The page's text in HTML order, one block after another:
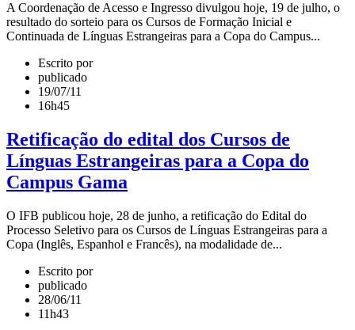
A Coordenação de Acesso e Ingresso divulgou hoje, 19 de julho, o
resultado do sorteio para os Cursos de Formação Inicial e
Continuada de Línguas Estrangeiras para a Copa do Campus...
Escrito por
publicado
19/07/11
16h45
Retificação do edital dos Cursos de
Línguas Estrangeiras para a Copa do
Campus Gama
O IFB publicou hoje, 28 de junho, a retificação do Edital do
Processo Seletivo para os Cursos de Línguas Estrangeiras para a
Copa (Inglês, Espanhol e Francês), na modalidade de...
Escrito por
publicado
28/06/11
11h43